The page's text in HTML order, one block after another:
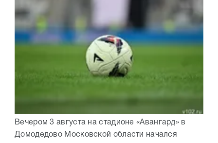
Вечером 3 августа на стадионе «Авангард» в
Домодедово Московской области начался